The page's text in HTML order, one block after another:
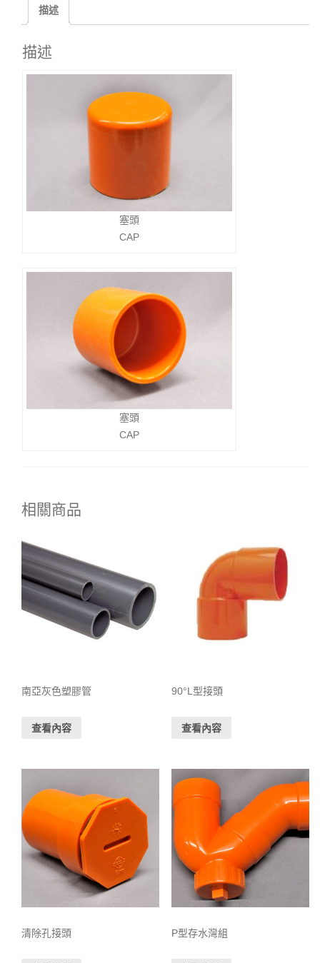
描述
描述
塞頭
CAP
塞頭
CAP
相關商品
南亞灰色塑膠管
查看內容
90°L型接頭
查看內容
清除孔接頭 P型存水灣組